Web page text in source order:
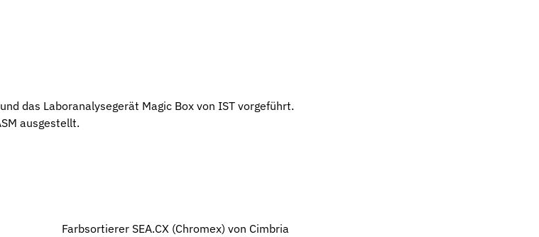
das Laboranalysegerät Magic Box von IST vorgeführt.
ausgestellt.
Farbsortierer SEA.CX (Chromex) von Cimbria